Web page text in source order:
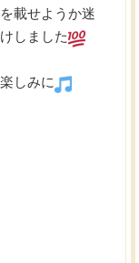
載せようか迷
しました
しみに